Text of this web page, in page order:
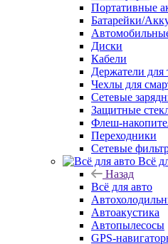
Портативные
Батарейки/
Диски
Кабели
Держатели для
Чехлы для
Сетевые
Защитные
Флеш-
Переходники
Сетевые
Всё
Назад
Всё для авто
Автоакустика
Автопылесосы
GPS-